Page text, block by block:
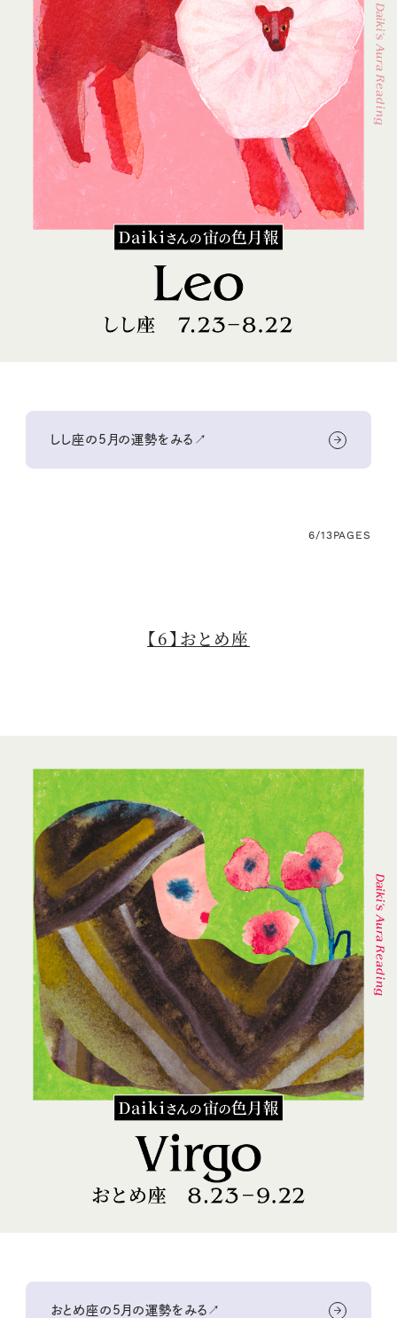
しし座の5月の運勢をみる↗
6/13PAGES
【6】おとめ座
おとめ座の5月の運勢をみる↗